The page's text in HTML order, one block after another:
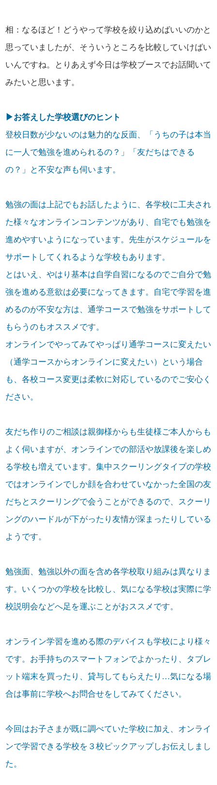
相：なるほど！どうやって学校を絞り込めばいいのかと
思っていましたが、そういうところを比較していけばい
いんですね。とりあえず今日は学校ブースでお話聞いて
みたいと思います。
▶お答えした学校選びのヒント
登校日数が少ないのは魅力的な反面、「うちの子は本当
に一人で勉強を進められるの？」「友だちはできる
の？」と不安な声も伺います。
勉強の面は上記でもお話したように、各学校に工夫され
た様々なオンラインコンテンツがあり、自宅でも勉強を
進めやすいようになっています。先生がスケジュールを
サポートしてくれるような学校もあります。
とはいえ、やはり基本は自学自習になるのでご自分で勉
強を進める意欲は必要になってきます。自宅で学習を進
めるのが不安な方は、通学コースで勉強をサポートして
もらうのもオススメです。
オンラインでやってみてやっぱり通学コースに変えたい
（通学コースからオンラインに変えたい）という場合
も、各校コース変更は柔軟に対応しているのでご安心く
ださい。
友だち作りのご相談は親御様からも生徒様ご本人からも
よく伺いますが、オンラインでの部活や放課後を楽しめ
る学校も増えています。集中スクーリングタイプの学校
ではオンラインでしか顔を合わせていなかった全国の友
だちとスクーリングで会うことができるので、スクーリ
ングのハードルが下がったり友情が深まったりしている
ようです。
勉強面、勉強以外の面を含め各学校取り組みは異なりま
す。いくつかの学校を比較し、気になる学校は実際に学
校説明会などへ足を運ぶことがおススメです。
オンライン学習を進める際のデバイスも学校により様々
です。お手持ちのスマートフォンでよかったり、タブレ
ット端末を買ったり、貸与してもらえたり…気になる場
合は事前に学校へお問合せをしてみてください。
今回はお子さまが既に調べていた学校に加え、オンライ
ンで学習できる学校を３校ピックアップしお伝えしまし
た。